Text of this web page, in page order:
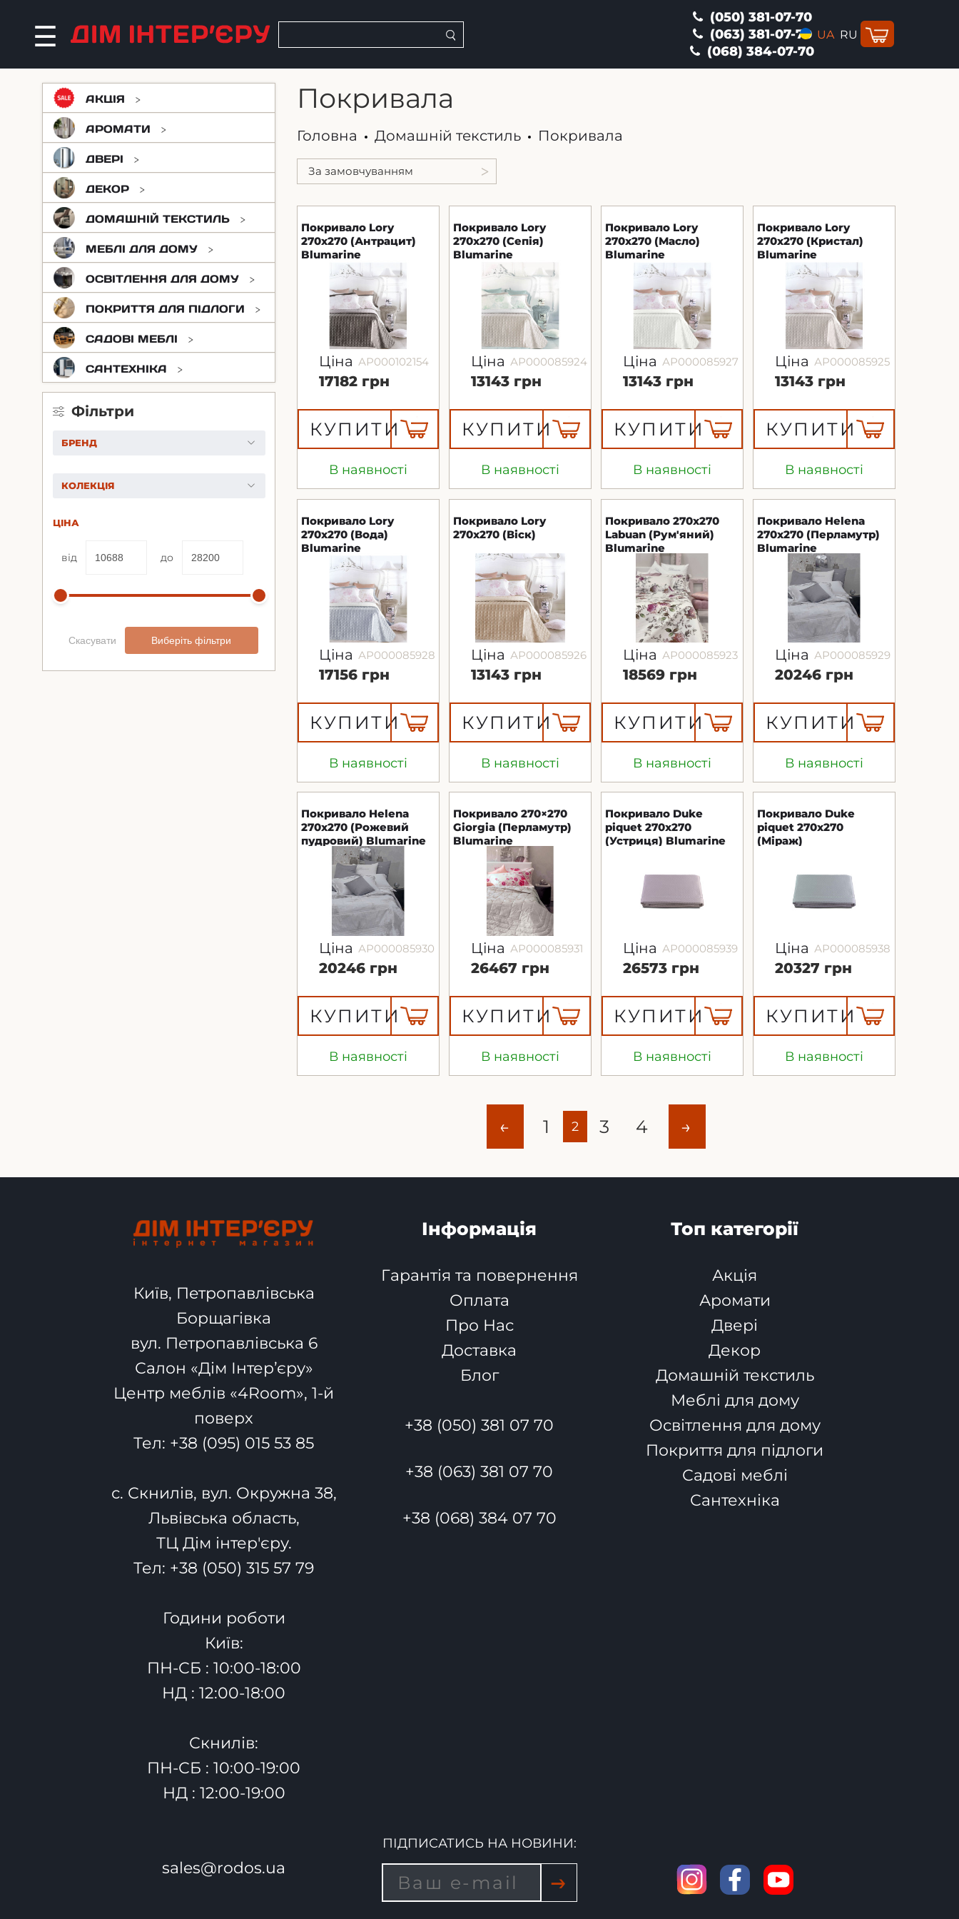
(050) 381-07-70
(063) 381-07-70
(068) 384-07-70
UA RU
АКЦІЯ
АРОМАТИ
ДВЕРІ
ДЕКОР
ДОМАШНІЙ ТЕКСТИЛЬ
МЕБЛІ ДЛЯ ДОМУ
ОСВІТЛЕННЯ ДЛЯ ДОМУ
ПОКРИТТЯ ДЛЯ ПІДЛОГИ
САДОВІ МЕБЛІ
САНТЕХНІКА
Фільтри
БРЕНД
КОЛЕКЦІЯ
ЦІНА
від до
Скасувати Виберіть фільтри
Покривала
Головна Домашній текстиль Покривала
В наявності
Покривало Lory
270x270 (Антрацит)
Blumarine
Ціна АР000102154
17182 грн
КУПИТИ
В наявності
Покривало Lory
270x270 (Сепія)
Blumarine
Ціна АР000085924
13143 грн
КУПИТИ
В наявності
Покривало Lory
270x270 (Масло)
Blumarine
Ціна АР000085927
13143 грн
КУПИТИ
В наявності
Покривало Lory
270x270 (Кристал)
Blumarine
Ціна АР000085925
13143 грн
КУПИТИ
В наявності
Покривало Lory
270x270 (Вода)
Blumarine
Ціна АР000085928
17156 грн
КУПИТИ
В наявності
Покривало Lory
270x270 (Віск)
Ціна АР000085926
13143 грн
КУПИТИ
В наявності
Покривало 270x270
Labuan (Рум'яний)
Blumarine
Ціна АР000085923
18569 грн
КУПИТИ
В наявності
Покривало Helena
270х270 (Перламутр)
Blumarine
Ціна АР000085929
20246 грн
КУПИТИ
В наявності
Покривало Helena
270х270 (Рожевий
пудровий) Blumarine
Ціна АР000085930
20246 грн
КУПИТИ
В наявності
Покривало 270×270
Giorgia (Перламутр)
Blumarine
Ціна АР000085931
26467 грн
КУПИТИ
В наявності
Покривало Duke
piquet 270х270
(Устриця) Blumarine
Ціна АР000085939
26573 грн
КУПИТИ
В наявності
Покривало Duke
piquet 270х270
(Міраж)
Ціна АР000085938
20327 грн
КУПИТИ
← 1 2 3 4 →
Київ, Петропавлівська
Борщагівка
вул. Петропавлівська 6
Салон «Дім Інтер’єру»
Центр меблів «4Room», 1-й
поверх
Тел: +38 (095) 015 53 85
с. Скнилів, вул. Окружна 38,
Львівська область,
ТЦ Дім інтер'єру.
Тел: +38 (050) 315 57 79
Години роботи
Київ:
ПН-СБ : 10:00-18:00
НД : 12:00-18:00
Скнилів:
ПН-СБ : 10:00-19:00
НД : 12:00-19:00
sales@rodos.ua
Інформація
Гарантія та повернення
Оплата
Про Нас
Доставка
Блог
+38 (050) 381 07 70
+38 (063) 381 07 70
+38 (068) 384 07 70
ПІДПИСАТИСЬ НА НОВИНИ:
→
Топ категорії
Акція
Аромати
Двері
Декор
Домашній текстиль
Меблі для дому
Освітлення для дому
Покриття для підлоги
Садові меблі
Сантехніка